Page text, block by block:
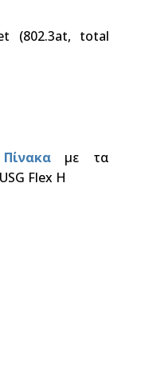
(802.3at, total
με τα
Flex H